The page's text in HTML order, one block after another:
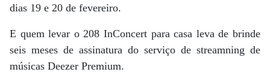
dias 19 e 20 de fevereiro.
E quem levar o 208 InConcert para casa leva de brinde
seis meses de assinatura do serviço de streamning de
músicas Deezer Premium.